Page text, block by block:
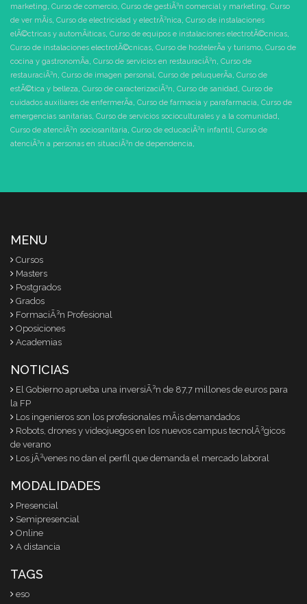
marketing, Curso de comercio, Curso de gestiÃ³n comercial y marketing, Curso
de ver mÃ¡s, Curso de electricidad y electrÃ³nica, Curso de instalaciones
elÃ©ctricas y automÃ¡ticas, Curso de equipos e instalaciones electrotÃ©cnicas,
Curso de instalaciones electrotÃ©cnicas, Curso de hostelerÃ­a y turismo, Curso de
cocina y gastronomÃ­a, Curso de servicios en restauraciÃ³n, Curso de
restauraciÃ³n, Curso de imagen personal, Curso de peluquerÃ­a, Curso de
estÃ©tica y belleza, Curso de caracterizaciÃ³n, Curso de sanidad, Curso de
cuidados auxiliares de enfermerÃ­a, Curso de farmacia y parafarmacia, Curso de
emergencias sanitarias, Curso de servicios socioculturales y a la comunidad,
Curso de atenciÃ³n sociosanitaria, Curso de educaciÃ³n infantil, Curso de
atenciÃ³n a personas en situaciÃ³n de dependencia,
MENU
Cursos
Masters
Postgrados
Grados
FormaciÃ³n Profesional
Oposiciones
Academias
NOTICIAS
El Gobierno aprueba una inversiÃ³n de 87,7 millones de euros para
la FP
Los ingenieros son los profesionales mÃ¡s demandados
Robots, drones y videojuegos en los nuevos campus tecnolÃ³gicos
de verano
Los jÃ³venes no dan el perfil que demanda el mercado laboral
MODALIDADES
Presencial
Semipresencial
Online
A distancia
TAGS
eso